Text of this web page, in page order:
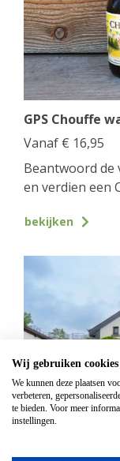
GPS Chouffe
Vanaf € 16,95
Beantwoord de
en verdien een
bekijken
Wij gebruiken cookies
We kunnen deze plaatsen
verbeteren,
te bieden. Voor meer
instellingen.